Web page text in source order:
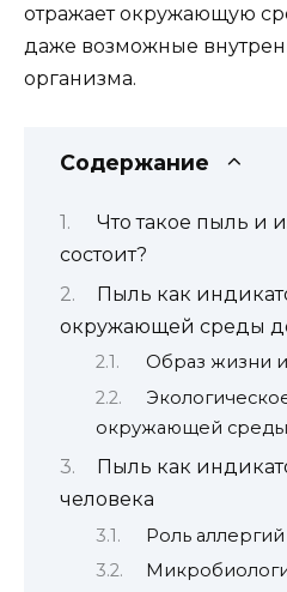
отражает окружающую
даже возможные
организма.
Содержание
Что такое пыль и
состоит?
Пыль как
окружающей среды
Образ жизни и
окружающей среды
Пыль как
человека
Роль